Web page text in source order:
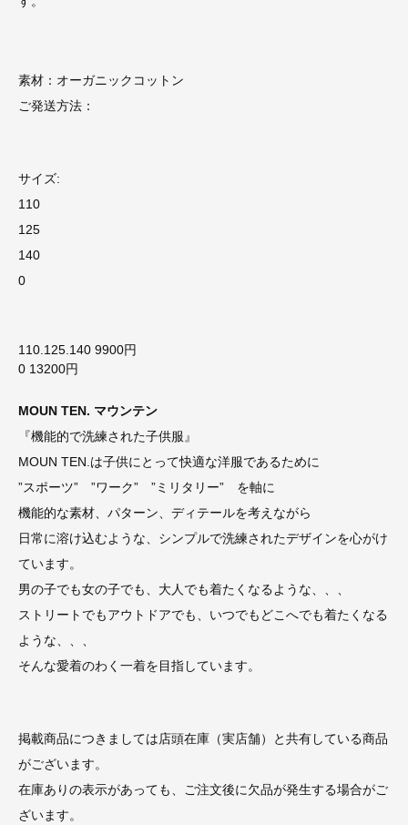
素材：オーガニックコットン
ご発送方法：
サイズ:
110
125
140
0
110.125.140 9900円
0 13200円
MOUN TEN. マウンテン
『機能的で洗練された子供服』
MOUN TEN.は子供にとって快適な洋服であるために
”スポーツ” ”ワーク” ”ミリタリー” を軸に
機能的な素材、パターン、ディテールを考えながら
日常に溶け込むような、シンプルで洗練されたデザインを心がけ
ています。
男の子でも女の子でも、大人でも着たくなるような、、、
ストリートでもアウトドアでも、いつでもどこへでも着たくなる
ような、、、
そんな愛着のわく一着を目指しています。
掲載商品につきましては店頭在庫（実店舗）と共有している商品
がございます。
在庫ありの表示があっても、ご注文後に欠品が発生する場合がご
ざいます。